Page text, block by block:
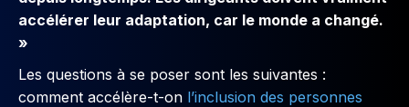
accélérer leur adaptation, car le monde a changé.
»
Les questions à se poser sont les suivantes :
comment accélère-t-on l’inclusion des personnes